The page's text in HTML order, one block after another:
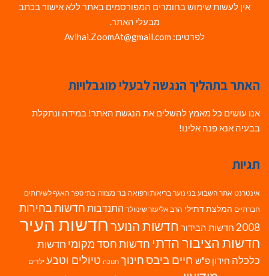
אין לעשות שימוש בחומרים המפורסמים באתר ללא אישור בכתב
מבעלי האתר.
לפרטים: Avihai.ZoomAt@gmail.com
האתר בתהליך הנגשה לבעלי מוגבלויות
אנו עושים כל מאמץ להשלים את הנגשת האתר! במידה ונתקלת
בבעיה אנא פנה אלינו!
תגיות
אינטרנט אתר השבוע בני נוער בריאות ורפואה בר מצווה בתי ספר האגף לשירותים
חברתיים המלצת דתילי הרב אליעזר שינוולד התנדבות חדשות בחירות
2008 חדשות הבידור חדשות הנוערחדשות העיר
חדשות הציבור הדתי חדשות חסד מקומי חדשות
כלכלה חידון פ"ש חיים ביבסחינוך חנוכה טיולים וטבע ילדים